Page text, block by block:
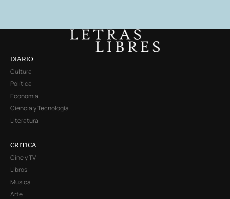
DIARIO
Cultura
Política
Economía
Ciencia y Tecnología
Literatura
CRITICA
Cine y TV
Libros
Música
Arte